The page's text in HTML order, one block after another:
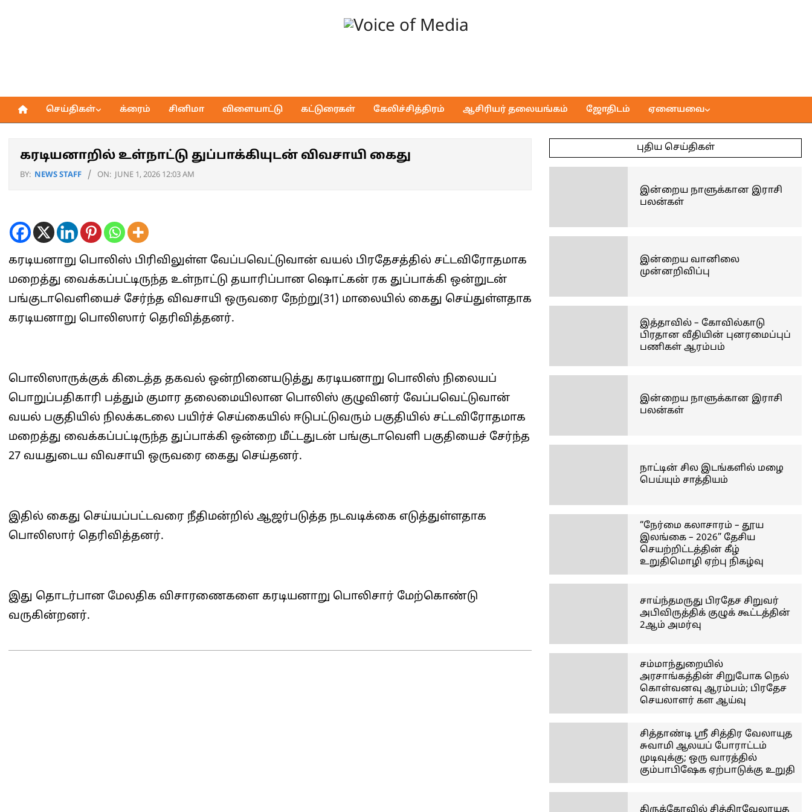
of
Media
Primary
செய்திகள் க்ரைம் சினிமா விளையாட்டு கட்டுரைகள் கேலிச்சித்திரம் ஆசிரியர் தலையங்கம் ஜோதிடம் ஏனையவை
கரடியனாறில் உள்நாட்டு துப்பாக்கியுடன் விவசாயி கைது
BY: NEWS STAFF ON: JUNE 1, 2026 12:03 AM
கரடியனாறு பொலிஸ் பிரிவிலுள்ள வேப்பவெட்டுவான் வயல் பிரதேசத்தில் சட்டவிரோதமாக
மறைத்து வைக்கப்பட்டிருந்த உள்நாட்டு தயாரிப்பான ஷொட்கன் ரக துப்பாக்கி ஒன்றுடன்
பங்குடாவெளியைச் சேர்ந்த விவசாயி ஒருவரை நேற்று(31) மாலையில் கைது செய்துள்ளதாக
கரடியனாறு பொலிஸார் தெரிவித்தனர்.
பொலிஸாருக்குக் கிடைத்த தகவல் ஒன்றினையடுத்து கரடியனாறு பொலிஸ் நிலையப்
பொறுப்பதிகாரி பத்தும் குமார தலைமையிலான பொலிஸ் குழுவினர் வேப்பவெட்டுவான்
வயல் பகுதியில் நிலக்கடலை பயிர்ச் செய்கையில் ஈடுபட்டுவரும் பகுதியில் சட்டவிரோதமாக
மறைத்து வைக்கப்பட்டிருந்த துப்பாக்கி ஒன்றை மீட்டதுடன் பங்குடாவெளி பகுதியைச் சேர்ந்த
27 வயதுடைய விவசாயி ஒருவரை கைது செய்தனர்.
இதில் கைது செய்யப்பட்டவரை நீதிமன்றில் ஆஜர்படுத்த நடவடிக்கை எடுத்துள்ளதாக
பொலிஸார் தெரிவித்தனர்.
இது தொடர்பான மேலதிக விசாரணைகளை கரடியனாறு பொலிசார் மேற்கொண்டு
வருகின்றனர்.
புதிய செய்திகள்
இன்றைய நாளுக்கான இராசி
பலன்கள்
இன்றைய வானிலை
முன்னறிவிப்பு
இத்தாவில் – கோவில்காடு
பிரதான வீதியின் புனரமைப்புப்
பணிகள் ஆரம்பம்
இன்றைய நாளுக்கான இராசி
பலன்கள்
நாட்டின் சில இடங்களில் மழை
பெய்யும் சாத்தியம்
“நேர்மை கலாசாரம் – தூய
இலங்கை – 2026” தேசிய
செயற்றிட்டத்தின் கீழ்
உறுதிமொழி ஏற்பு நிகழ்வு
சாய்ந்தமருது பிரதேச சிறுவர்
அபிவிருத்திக் குழுக் கூட்டத்தின்
2ஆம் அமர்வு
சம்மாந்துறையில்
அரசாங்கத்தின் சிறுபோக நெல்
கொள்வனவு ஆரம்பம்; பிரதேச
செயலாளர் கள ஆய்வு
சித்தாண்டி ஸ்ரீ சித்திர வேலாயுத
சுவாமி ஆலயப் போராட்டம்
முடிவுக்கு; ஒரு வாரத்தில்
கும்பாபிஷேக ஏற்பாடுக்கு உறுதி